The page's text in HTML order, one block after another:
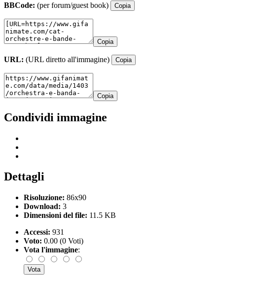
BBCode: (per forum/guest book) Copia
Copia
URL: (URL diretto all'immagine) Copia
Copia
Condividi immagine
Dettagli
Risoluzione: 86x90
Download: 3
Dimensioni del file: 11.5 KB
Accessi: 931
Voto: 0.00 (0 Voti)
Vota l'immagine: